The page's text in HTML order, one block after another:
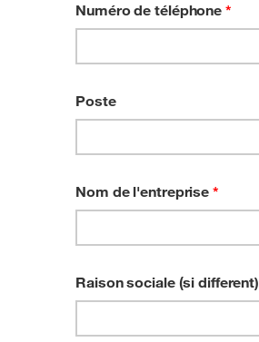
Numéro de téléphone *
Poste
Nom de l'entreprise *
Raison sociale (si different)